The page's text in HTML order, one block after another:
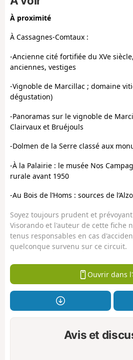
À proximité
À Cassagnes-Comtaux :
-Ancienne cité fortifiée du XVe
anciennes, vestiges
-Vignoble de Marcillac ; domaine
dégustation)
-Panoramas sur le vignoble de
Clairvaux et Bruéjouls
-Dolmen de la Serre classé aux
-À la Palairie : le musée Nos
rurale avant 1950
-Au Bois de l’Homs : sources de
Soyez toujours prudent et
Visorando et l'auteur de cette fiche
tenus responsables en cas
quelconque survenu sur ce circuit.
Ouvrir dans
Avis et